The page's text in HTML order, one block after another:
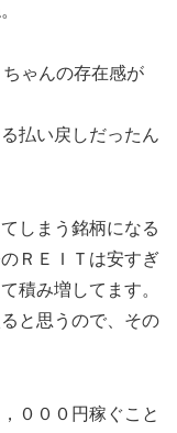
ゃんの存在感が
払い戻しだったん
しまう銘柄になる
ＲＥＩＴは安すぎ
積み増してます。
と思うので、その
０００円稼ぐこと